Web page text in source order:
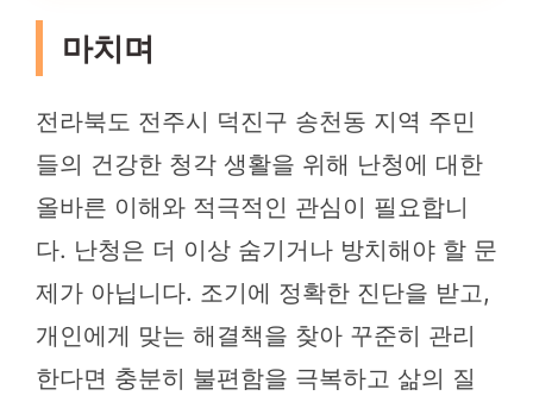
마치며
전라북도 전주시 덕진구 송천동 지역 주민
들의 건강한 청각 생활을 위해 난청에 대한
올바른 이해와 적극적인 관심이 필요합니
다. 난청은 더 이상 숨기거나 방치해야 할 문
제가 아닙니다. 조기에 정확한 진단을 받고,
개인에게 맞는 해결책을 찾아 꾸준히 관리
한다면 충분히 불편함을 극복하고 삶의 질